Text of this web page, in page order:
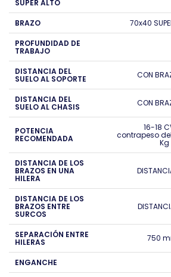
SUPER ALTO
BRAZO
70x40
PROFUNDIDAD DE
TRABAJO
DISTANCIA DEL
SUELO AL SOPORTE CON
DISTANCIA DEL
SUELO AL CHASIS CON
POTENCIA
RECOMENDADA
16-18
contrapeso
DISTANCIA DE LOS
BRAZOS EN UNA
HILERA
DISTANCIA DE LOS
BRAZOS ENTRE
SURCOS
SEPARACIÓN ENTRE
HILERAS 750
ENGANCHE